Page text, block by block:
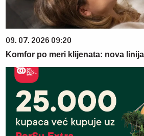
09. 07. 2026 09:20
Komfor po meri klijenata: nova